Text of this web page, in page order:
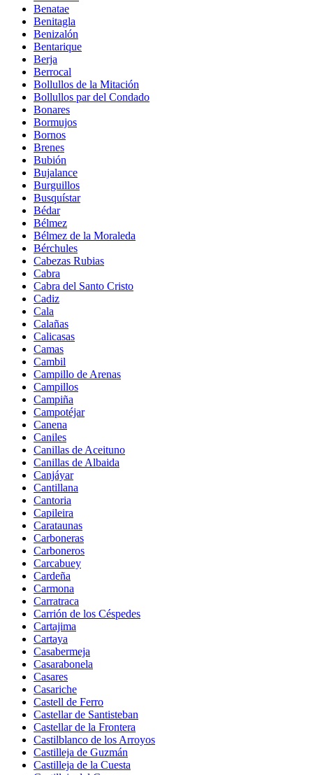
Benatae
Benitagla
Benizalón
Bentarique
Berja
Berrocal
Bollullos de la Mitación
Bollullos par del Condado
Bonares
Bormujos
Bornos
Brenes
Bubión
Bujalance
Burguillos
Busquístar
Bédar
Bélmez
Bélmez de la Moraleda
Bérchules
Cabezas Rubias
Cabra
Cabra del Santo Cristo
Cadiz
Cala
Calañas
Calicasas
Camas
Cambil
Campillo de Arenas
Campillos
Campiña
Campotéjar
Canena
Caniles
Canillas de Aceituno
Canillas de Albaida
Canjáyar
Cantillana
Cantoria
Capileira
Carataunas
Carboneras
Carboneros
Carcabuey
Cardeña
Carmona
Carratraca
Carrión de los Céspedes
Cartajima
Cartaya
Casabermeja
Casarabonela
Casares
Casariche
Castell de Ferro
Castellar de Santisteban
Castellar de la Frontera
Castilblanco de los Arroyos
Castilleja de Guzmán
Castilleja de la Cuesta